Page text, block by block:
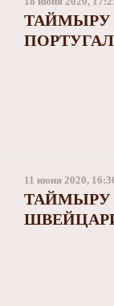
ТАЙМЫРУ
11 июня 2020,
ТАЙМЫРУ